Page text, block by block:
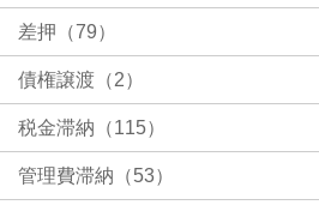
差押（79）
債権譲渡（2）
税金滞納（115）
管理費滞納（53）